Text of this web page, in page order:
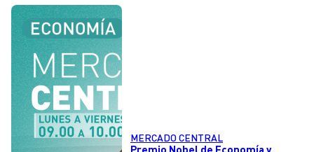
MERCADO CENTRAL
Premio Nobel de Economía y